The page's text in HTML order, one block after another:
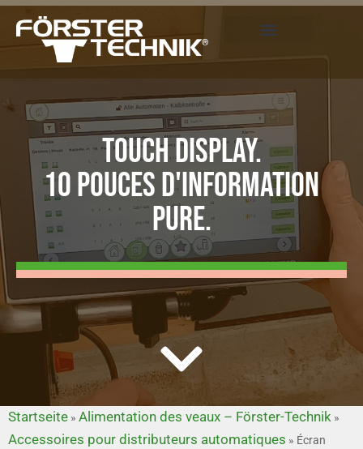
TOUCH DISPLAY.
10 POUCES D'INFORMATION
PURE.
Startseite » Alimentation des veaux – Förster-Technik »
Accessoires pour distributeurs automatiques » Écran